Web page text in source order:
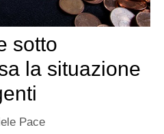
sotto
la situazione
Pace